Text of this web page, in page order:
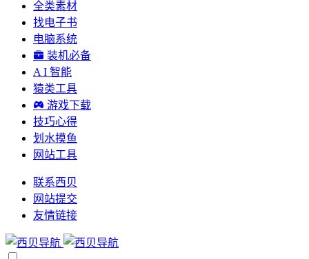
全类素材
找电子书
电脑系统
装机必备
A I 智能
猿类工具
游戏下载
技巧心得
划水摸鱼
网站工具
联系西贝
网站提交
友情链接